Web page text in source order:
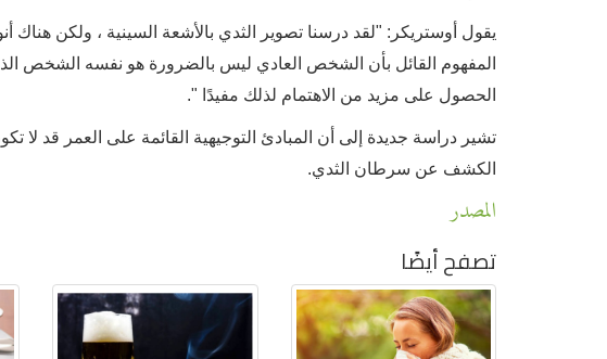
يقول أوستريكر: "لقد درسنا تصوير الثدي بالأشعة السينية ، ولكن
المفهوم القائل بأن الشخص العادي ليس بالضرورة هو نفسه الشخص
الحصول على مزيد من الاهتمام لذلك مفيدًا ".
تشير دراسة جديدة إلى أن المبادئ التوجيهية القائمة على العمر قد لا
الكشف عن سرطان الثدي.
المصدر
تصفح أيضًا